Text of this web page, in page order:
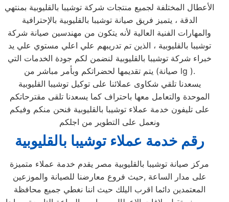
الأعطال المختلفة لجميع منتجات شركة توشيبا بالقليوبية بمنتهي
الدقة ، يتميز فريق صيانة توشيبا بالقليوبية بالإحترافية
والمهارات الفنية العالية لأنه يتكون من مهندسين صيانة شركة
توشيبا بالقليوبية ، الذين تم تدريبهم علي اعلي مستوي علي يد
خبراء شركة توشيبا بالقليوبية لنضمن لكم جودة الخدمات التي
يتم تقديمها لحضراتكم وبأمر مباشر من (صيانة lg ).
يسعدنا تلقي شكاوى عملائنا على توكيل توشيبا القليوبية
الموحدة والتعامل معها باحتراف كما يسعدنا تلقى مقترحاتكم
على تليفون خدمة عملاء توشيبا بالقليوبية فنحن منكم وفيكم
ونعمل على التطوير من اجلكم
رقم خدمة عملاء توشيبا بالقليوبية
مركز صيانة توشيبا بالقليوبية مصر يقدم خدمة عملاء متميزة
على مدار الساعة ,حيث فروع معارضنا للصيانة والموزعين
المعتمدين دائما اقرب اليلك حيث اننا نغطي جميع محافظة